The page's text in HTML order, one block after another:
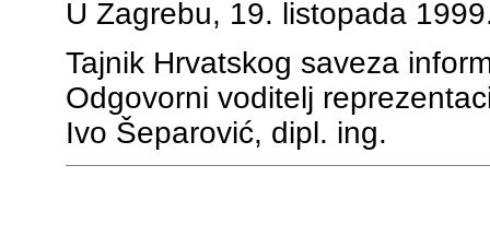
U Zagrebu, 19. listopada
Tajnik Hrvatskog saveza
Odgovorni voditelj
Ivo Šeparović, dipl. ing.